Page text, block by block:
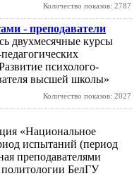
Количество показов: 2787
- преподаватели
двухмесячные курсы
психолого-
высшей школы»
Количество показов: 2027
«Национальное
испытаний (период
преподавателями
БелГУ